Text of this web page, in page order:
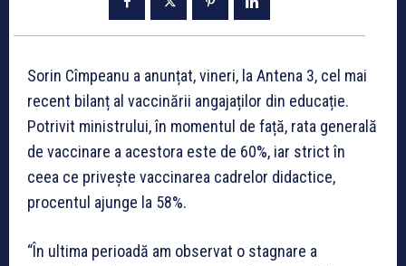
Sorin Cîmpeanu a anunțat, vineri, la Antena 3, cel mai
recent bilanț al vaccinării angajaților din educație.
Potrivit ministrului, în momentul de față, rata generală
de vaccinare a acestora este de 60%, iar strict în
ceea ce privește vaccinarea cadrelor didactice,
procentul ajunge la 58%.
“În ultima perioadă am observat o stagnare a